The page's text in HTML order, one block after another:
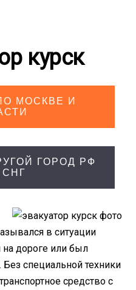
курск
МОСКВЕ И
ГОРОД РФ
в ситуации
на дороге или был
специальной техники
средство с